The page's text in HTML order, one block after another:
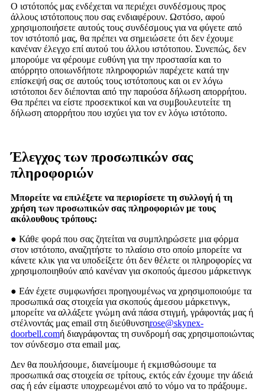
Ο ιστότοπός μας ενδέχεται να περιέχει συνδέσμους προς
άλλους ιστότοπους που σας ενδιαφέρουν. Ωστόσο, αφού
χρησιμοποιήσετε αυτούς τους συνδέσμους για να φύγετε από
τον ιστότοπό μας, θα πρέπει να σημειώσετε ότι δεν έχουμε
κανέναν έλεγχο επί αυτού του άλλου ιστότοπου. Συνεπώς, δεν
μπορούμε να φέρουμε ευθύνη για την προστασία και το
απόρρητο οποιωνδήποτε πληροφοριών παρέχετε κατά την
επίσκεψή σας σε αυτούς τους ιστότοπους και οι εν λόγω
ιστότοποι δεν διέπονται από την παρούσα δήλωση απορρήτου.
Θα πρέπει να είστε προσεκτικοί και να συμβουλευτείτε τη
δήλωση απορρήτου που ισχύει για τον εν λόγω ιστότοπο.
Έλεγχος των προσωπικών σας
πληροφοριών
Μπορείτε να επιλέξετε να περιορίσετε τη συλλογή ή τη
χρήση των προσωπικών σας πληροφοριών με τους
ακόλουθους τρόπους:
● Κάθε φορά που σας ζητείται να συμπληρώσετε μια φόρμα
στον ιστότοπο, αναζητήστε το πλαίσιο στο οποίο μπορείτε να
κάνετε κλικ για να υποδείξετε ότι δεν θέλετε οι πληροφορίες να
χρησιμοποιηθούν από κανέναν για σκοπούς άμεσου μάρκετινγκ
● Εάν έχετε συμφωνήσει προηγουμένως να χρησιμοποιούμε τα
προσωπικά σας στοιχεία για σκοπούς άμεσου μάρκετινγκ,
μπορείτε να αλλάξετε γνώμη ανά πάσα στιγμή, γράφοντάς μας ή
στέλνοντάς μας email στη διεύθυνσηrose@skynex-
doorbell.comή διαγράφοντας τη συνδρομή σας χρησιμοποιώντας
τον σύνδεσμο στα email μας.
Δεν θα πουλήσουμε, διανείμουμε ή εκμισθώσουμε τα
προσωπικά σας στοιχεία σε τρίτους, εκτός εάν έχουμε την άδειά
σας ή εάν είμαστε υποχρεωμένοι από το νόμο να το πράξουμε.